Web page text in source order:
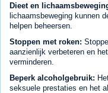
Dieet en
lichaamsbeweging kunnen
helpen beheersen.
Stoppen met roken:
aanzienlijk verbeteren en
verminderen.
Beperk alcoholgebruik:
seksuele prestaties en het